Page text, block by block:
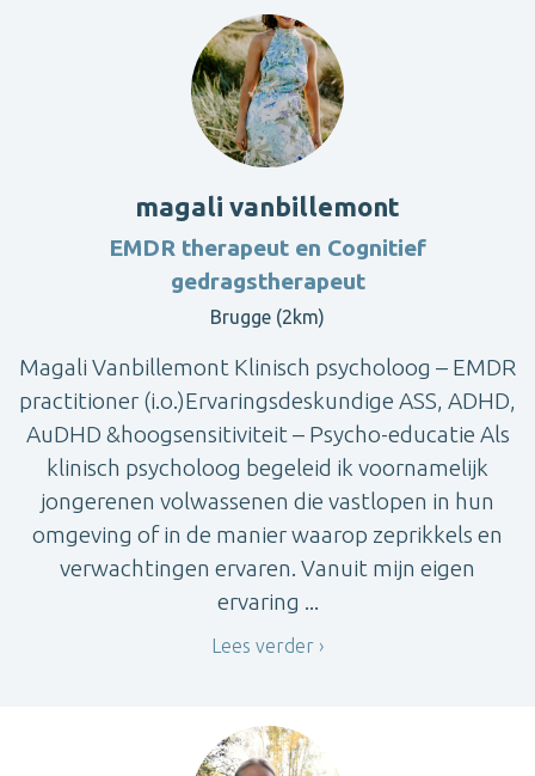
magali vanbillemont
EMDR therapeut en Cognitief
gedragstherapeut
Brugge (2km)
Magali Vanbillemont Klinisch psycholoog – EMDR
practitioner (i.o.)Ervaringsdeskundige ASS, ADHD,
AuDHD &hoogsensitiviteit – Psycho-educatie Als
klinisch psycholoog begeleid ik voornamelijk
jongerenen volwassenen die vastlopen in hun
omgeving of in de manier waarop zeprikkels en
verwachtingen ervaren. Vanuit mijn eigen
ervaring ...
Lees verder